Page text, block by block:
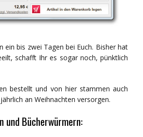
bis zwei Tagen bei Euch. Bisher hat
schafft Ihr es sogar noch, pünktlich
bestellt und von hier stammen auch
an Weihnachten versorgen.
und Bücherwürmern: